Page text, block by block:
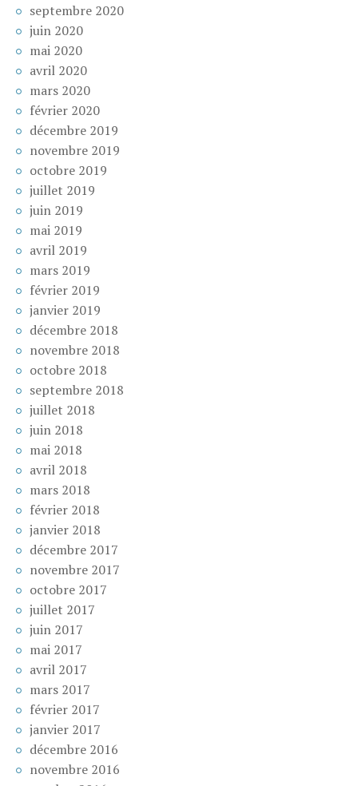
septembre 2020
juin 2020
mai 2020
avril 2020
mars 2020
février 2020
décembre 2019
novembre 2019
octobre 2019
juillet 2019
juin 2019
mai 2019
avril 2019
mars 2019
février 2019
janvier 2019
décembre 2018
novembre 2018
octobre 2018
septembre 2018
juillet 2018
juin 2018
mai 2018
avril 2018
mars 2018
février 2018
janvier 2018
décembre 2017
novembre 2017
octobre 2017
juillet 2017
juin 2017
mai 2017
avril 2017
mars 2017
février 2017
janvier 2017
décembre 2016
novembre 2016